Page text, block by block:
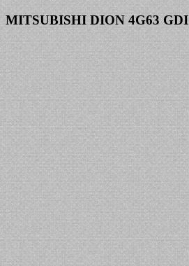
MITSUBISHI DION 4G63 GDI